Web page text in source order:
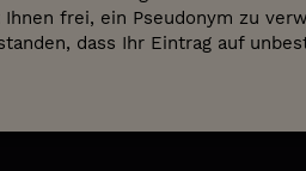
frei, ein Pseudonym zu
dass Ihr Eintrag auf